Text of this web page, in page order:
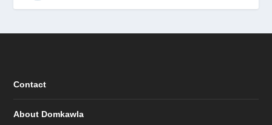
Contact
About Domkawla